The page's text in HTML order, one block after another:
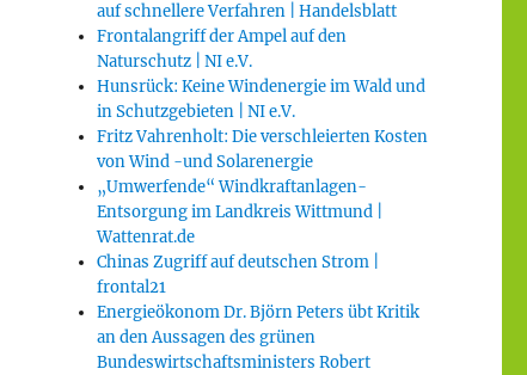
auf schnellere Verfahren | Handelsblatt
Frontalangriff der Ampel auf den
Naturschutz | NI e.V.
Hunsrück: Keine Windenergie im Wald und
in Schutzgebieten | NI e.V.
Fritz Vahrenholt: Die verschleierten Kosten
von Wind -und Solarenergie
„Umwerfende“ Windkraftanlagen-
Entsorgung im Landkreis Wittmund |
Wattenrat.de
Chinas Zugriff auf deutschen Strom |
frontal21
Energieökonom Dr. Björn Peters übt Kritik
an den Aussagen des grünen
Bundeswirtschaftsministers Robert